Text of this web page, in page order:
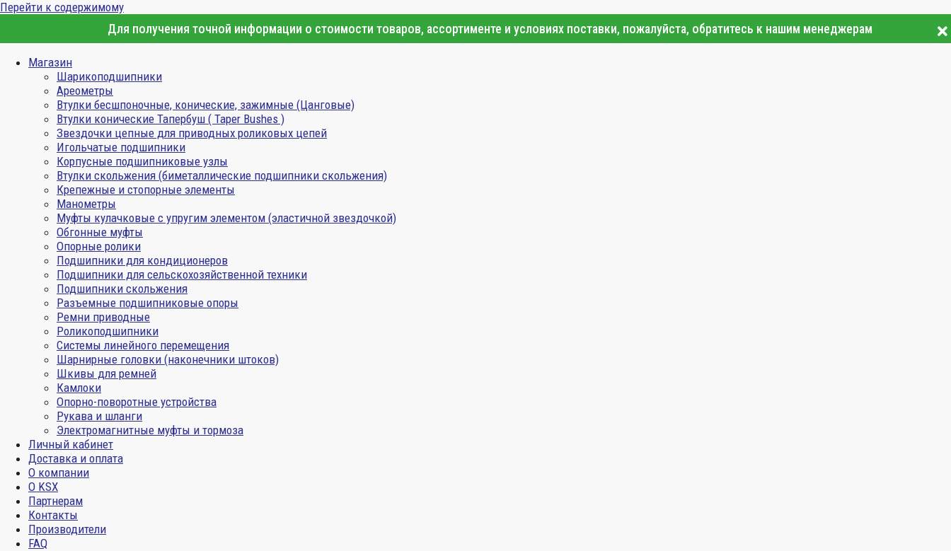
Перейти к содержимому
Для получения точной информации о стоимости товаров, ассортименте и условиях поставки, пожалуйста, обратитесь к нашим менеджерам
Магазин
Шарикоподшипники
Ареометры
Втулки бесшпоночные, конические, зажимные (Цанговые)
Втулки конические Тапербуш ( Taper Bushes )
Звездочки цепные для приводных роликовых цепей
Игольчатые подшипники
Корпусные подшипниковые узлы
Втулки скольжения (биметаллические подшипники скольжения)
Крепежные и стопорные элементы
Манометры
Муфты кулачковые с упругим элементом (эластичной звездочкой)
Обгонные муфты
Опорные ролики
Подшипники для кондиционеров
Подшипники для сельскохозяйственной техники
Подшипники скольжения
Разъемные подшипниковые опоры
Ремни приводные
Роликоподшипники
Системы линейного перемещения
Шарнирные головки (наконечники штоков)
Шкивы для ремней
Камлоки
Опорно-поворотные устройства
Рукава и шланги
Электромагнитные муфты и тормоза
Личный кабинет
Доставка и оплата
О компании
О KSX
Партнерам
Контакты
Производители
FAQ